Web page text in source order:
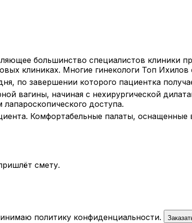
большинство специалистов клиники
клиниках. Многие гинекологи Топ
по завершении которого пациентка
вагины, начиная с нехирургической
доступа.
Комфортабельные палаты,
смету.
политику конфиденциальности.